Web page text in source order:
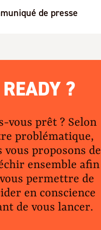
de presse
READY ?
vous prêt ? Selon
problématique,
vous proposons de
ensemble afin
permettre de
en conscience
de vous lancer.